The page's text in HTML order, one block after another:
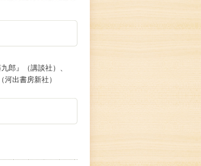
郎』（講談社）、
出書房新社）